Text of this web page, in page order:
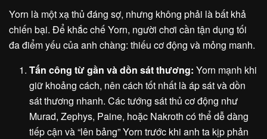
Yorn là một xạ thủ đáng sợ, nhưng không phải là bất khả
chiến bại. Để khắc chế Yorn, người chơi cần tận dụng tối
đa điểm yếu của anh chàng: thiếu cơ động và mỏng manh.
Tấn công từ gần và dồn sát thương: Yorn mạnh khi
giữ khoảng cách, nên cách tốt nhất là áp sát và dồn
sát thương nhanh. Các tướng sát thủ cơ động như
Murad, Zephys, Paine, hoặc Nakroth có thể dễ dàng
tiếp cận và “lên bảng” Yorn trước khi anh ta kịp phản